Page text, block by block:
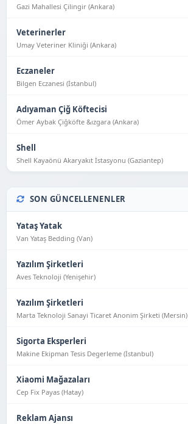
Gazi Mahallesi Çilingir (Ankara)
Veterinerler
Umay Veteriner Kliniği (Ankara)
Eczaneler
Bilgen Eczanesi (İstanbul)
Adıyaman Çiğ Köftecisi
Ömer Aybak Çiğköfte &ızgara (Ankara)
Shell
Shell Kayaönü Akaryakıt İstasyonu (Gaziantep)
SON GÜNCELLENENLER
Yataş Yatak
Van Yataş Bedding (Van)
Yazılım Şirketleri
Aves Teknoloji (Yeni̇şehi̇r)
Yazılım Şirketleri
Marta Teknoloji Sanayi Ticaret Anonim Şirketi (Mersin)
Sigorta Eksperleri
Makine Ekipman Tesis Degerleme (İstanbul)
Xiaomi Mağazaları
Cep Fix Payas (Hatay)
Reklam Ajansı